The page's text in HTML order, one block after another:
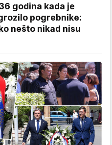
godina kada je
pogrebnike:
nešto nikad nisu